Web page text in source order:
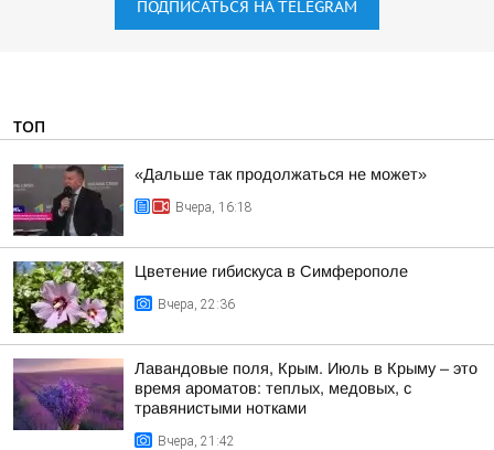
ПОДПИСАТЬСЯ НА TELEGRAM
ТОП
«Дальше так продолжаться не может»
Вчера, 16:18
Цветение гибискуса в Симферополе
Вчера, 22:36
Лавандовые поля, Крым. Июль в Крыму – это
время ароматов: теплых, медовых, с
травянистыми нотками
Вчера, 21:42